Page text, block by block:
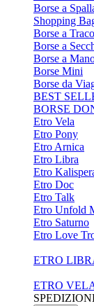
Borse a
Shopping
Borse a
Borse a
Borse a
Borse Mini
Borse da
BEST
BORSE
Etro Vela
Etro Pony
Etro Arnica
Etro Libra
Etro
Etro Doc
Etro Talk
Etro Unfold
Etro Saturno
Etro Love
ETRO
ETRO